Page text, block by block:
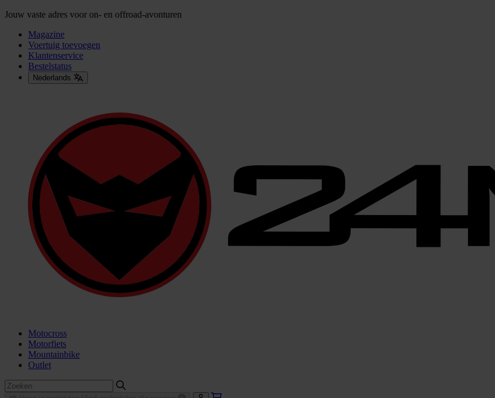
Jouw vaste adres voor on- en offroad-avonturen
Magazine
Voertuig toevoegen
Klantenservice
Bestelstatus
Nederlands
Motocross
Motorfiets
Mountainbike
Outlet